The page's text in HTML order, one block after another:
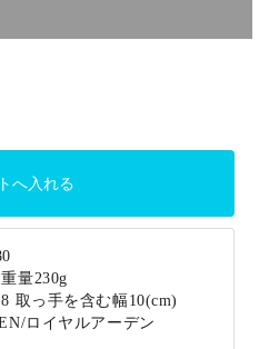
量230g
取っ手を含む幅10(cm)
ロイヤルアーデン